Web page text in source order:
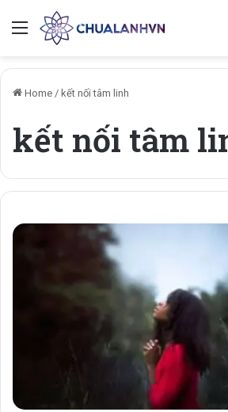
Menu
Home / kết nối tâm linh
kết nối tâm